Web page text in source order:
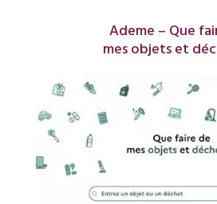
Ademe – Que
mes objets et